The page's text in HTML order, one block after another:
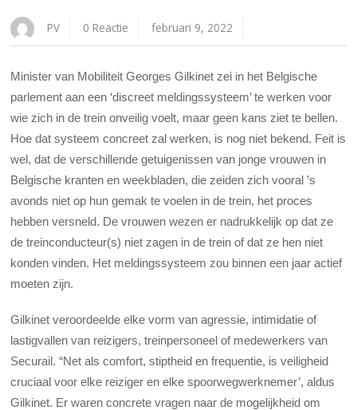
PV 0 Reactie februari 9, 2022
Minister van Mobiliteit Georges Gilkinet zei in het Belgische
parlement aan een ‘discreet meldingssysteem’ te werken voor
wie zich in de trein onveilig voelt, maar geen kans ziet te bellen.
Hoe dat systeem concreet zal werken, is nog niet bekend. Feit is
wel, dat de verschillende getuigenissen van jonge vrouwen in
Belgische kranten en weekbladen, die zeiden zich vooral ’s
avonds niet op hun gemak te voelen in de trein, het proces
hebben versneld. De vrouwen wezen er nadrukkelijk op dat ze
de treinconducteur(s) niet zagen in de trein of dat ze hen niet
konden vinden. Het meldingssysteem zou binnen een jaar actief
moeten zijn.
Gilkinet veroordeelde elke vorm van agressie, intimidatie of
lastigvallen van reizigers, treinpersoneel of medewerkers van
Securail. “Net als comfort, stiptheid en frequentie, is veiligheid
cruciaal voor elke reiziger en elke spoorwegwerknemer’, aldus
Gilkinet. Er waren concrete vragen naar de mogelijkheid om